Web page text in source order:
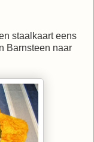
staalkaart eens
Barnsteen naar